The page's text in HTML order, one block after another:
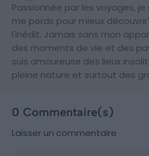
Passionnée par les voyages,
me perds pour mieux
l'inédit. Jamais sans mon
des moments de vie et des
suis amoureuse des lieux
pleine nature et surtout des
0 Commentaire(s)
Laisser un commentaire